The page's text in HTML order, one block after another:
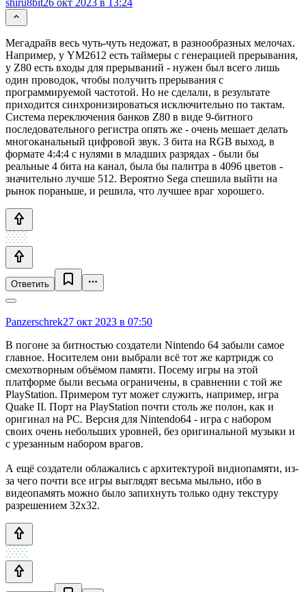
Мегадрайв весь чуть-чуть недожат, в разнообразных мелочах.
Например, у YM2612 есть таймеры с генерацией прерывания,
у Z80 есть входы для прерываний - нужен был всего лишь
один проводок, чтобы получить прерывания с
программируемой частотой. Но не сделали, в результате
приходится синхронизироваться исключительно по тактам.
Система переключения банков Z80 в виде 9-битного
последовательного регистра опять же - очень мешает делать
многоканальный цифровой звук. 3 бита на RGB выход, в
формате 4:4:4 с нулями в младших разрядах - были бы
реальные 4 бита на канал, была бы палитра в 4096 цветов -
значительно лучше 512. Вероятно Sega спешила выйти на
рынок пораньше, и решила, что лучшее враг хорошего.
Ответить
Panzerschrek27 окт 2023 в 07:50
В погоне за битностью создатели Nintendo 64 забыли самое
главное. Носителем они выбрали всё тот же картридж со
смехотворным объёмом памяти. Посему игры на этой
платформе были весьма ограничены, в сравнении с той же
PlayStation. Примером тут может служить, например, игра
Quake II. Порт на PlayStation почти столь же полон, как и
оригинал на PC. Версия для Nintendo64 - игра с набором
своих очень небольших уровней, без оригинальной музыки и
с урезанным набором врагов.
А ещё создатели облажались с архитектурой видиопамяти, из-
за чего почти все игры выглядят весьма мыльно, ибо в
видеопамять можно было запихнуть только одну текстуру
разрешением 32x32.